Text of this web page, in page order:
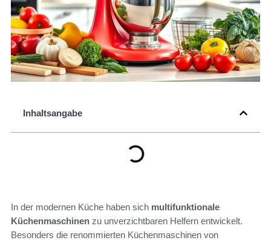
Inhaltsangabe
In der modernen Küche haben sich multifunktionale
Küchenmaschinen zu unverzichtbaren Helfern entwickelt.
Besonders die renommierten Küchenmaschinen von